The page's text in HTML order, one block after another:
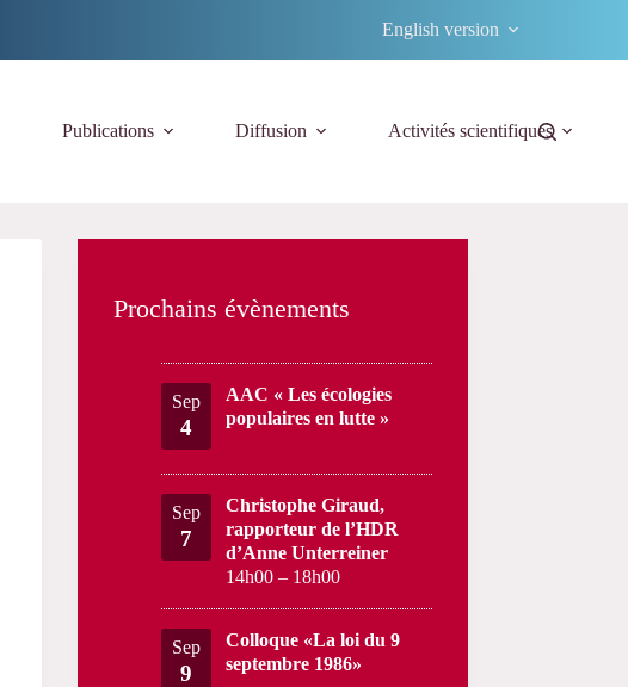
English version
Publications Diffusion Activités scientifiques
Prochains évènements
Sep
4
AAC « Les écologies
populaires en lutte »
Sep
7
Christophe Giraud,
rapporteur de l’HDR
d’Anne Unterreiner
14h00 – 18h00
Sep
9
Colloque «La loi du 9
septembre 1986»